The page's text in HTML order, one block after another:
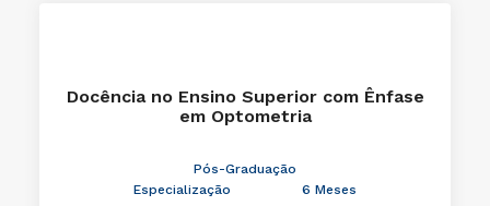
Docência no Ensino Superior com Ênfase
em Optometria
Pós-Graduação
Especialização
6 Meses